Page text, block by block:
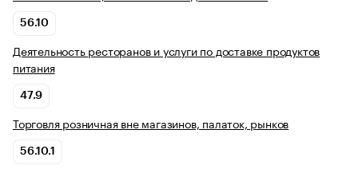
56.10
Деятельность ресторанов и услуги по доставке продуктов
питания
47.9
Торговля розничная вне магазинов, палаток, рынков
56.10.1